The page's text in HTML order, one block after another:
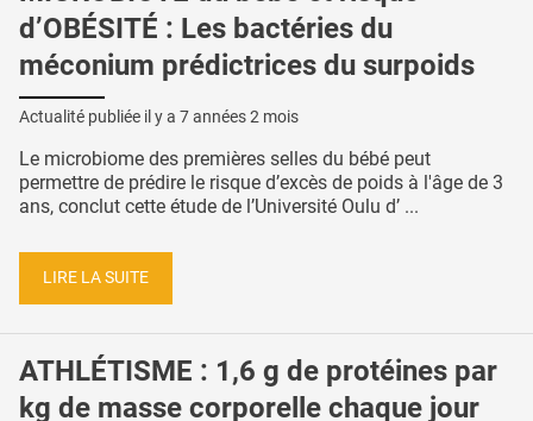
d’OBÉSITÉ : Les bactéries du
méconium prédictrices du surpoids
Actualité publiée il y a 7 années 2 mois
Le microbiome des premières selles du bébé peut
permettre de prédire le risque d’excès de poids à l'âge de 3
ans, conclut cette étude de l’Université Oulu d’ ...
LIRE LA SUITE
ATHLÉTISME : 1,6 g de protéines par
kg de masse corporelle chaque jour